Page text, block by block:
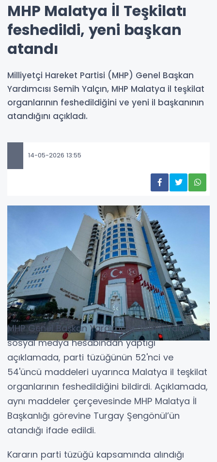
MHP Malatya İl Teşkilatı
feshedildi, yeni başkan
atandı
Milliyetçi Hareket Partisi (MHP) Genel Başkan
Yardımcısı Semih Yalçın, MHP Malatya il teşkilat
organlarının feshedildiğini ve yeni il başkanının
atandığını açıkladı.
14-05-2026 13:55
MHP Genel Başkan Yardımcısı Semih Yalçın,
sosyal medya hesabından yaptığı
açıklamada, parti tüzüğünün 52'nci ve
54'üncü maddeleri uyarınca Malatya il teşkilat
organlarının feshedildiğini bildirdi. Açıklamada,
aynı maddeler çerçevesinde MHP Malatya İl
Başkanlığı görevine Turgay Şengönül’ün
atandığı ifade edildi.
Kararın parti tüzüğü kapsamında alındığı